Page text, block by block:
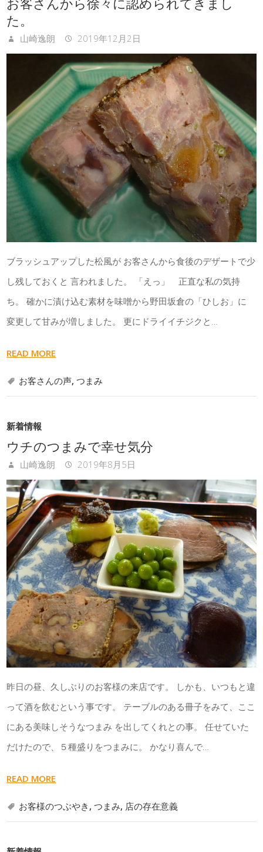
お客さんから徐々に認められてきまし
た。
山崎逸朗 2019年12月2日
ブラッシュアップした松風が お客さんから食後のデザートで少
し残しておくと 言われました。 「えっ」 正直な私の気持
ち。 確かに漬け込む素材を味噌から野田坂倉の「ひしお」に
変更して甘みが増しました。 更にドライイチジクと…
READ MORE
お客さんの声,つまみ
新着情報
ウチのつまみで幸せ気分
山崎逸朗 2019年8月5日
昨日の昼、久しぶりのお客様の来店です。 しかも、いつもと違
って酒を飲むという事です。 テーブルのある冊子をみて、ここ
にある美味しそうなつまみ を出してくれとの事。 任せていた
だけたので、５種盛りをつまみに。 かなり喜んで…
READ MORE
お客様のつぶやき ,つまみ, 店の存在意義